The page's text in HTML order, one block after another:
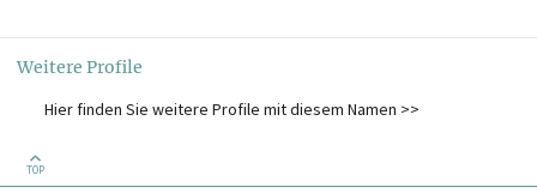
INOVUM Real Estate
Geschäftsführer/in
Geschäftsführer/in
MAYWEG Campus
Kasern GmbH
GmbH
Weitere Profile
Hier finden Sie weitere Profile mit diesem Namen >>
TOP